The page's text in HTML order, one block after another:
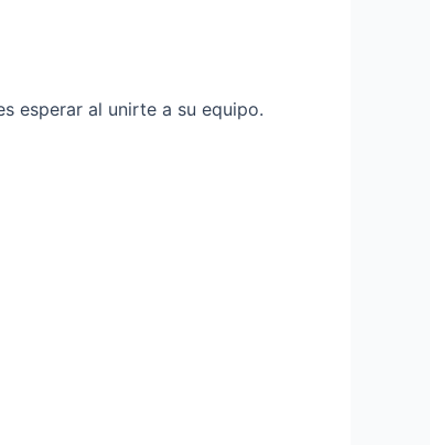
esperar al unirte a su equipo.